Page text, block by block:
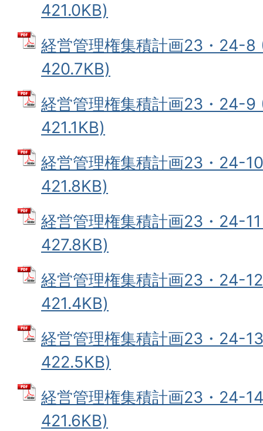
421.0KB)
経営管理権集積計画23・24-8
420.7KB)
経営管理権集積計画23・24-9
421.1KB)
経営管理権集積計画23・24-
421.8KB)
経営管理権集積計画23・24-
427.8KB)
経営管理権集積計画23・24-
421.4KB)
経営管理権集積計画23・24-
422.5KB)
経営管理権集積計画23・24-
421.6KB)